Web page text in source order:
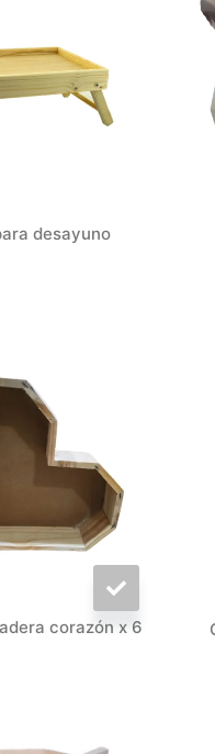
desayuno
corazón x 6